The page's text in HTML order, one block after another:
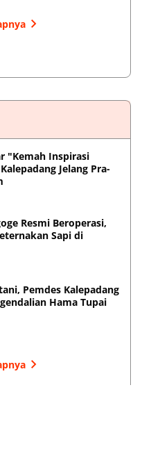
"Kemah Inspirasi
Jelang Pra-
Resmi Beroperasi,
Sapi di
Pemdes Kalepadang
Hama Tupai